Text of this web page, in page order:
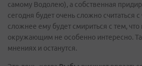
самому Водолею), а собственная
сегодня будет очень сложно
сложнее ему будет смириться с тем,
окружающим не особенно интересно.
мнениях и останутся.